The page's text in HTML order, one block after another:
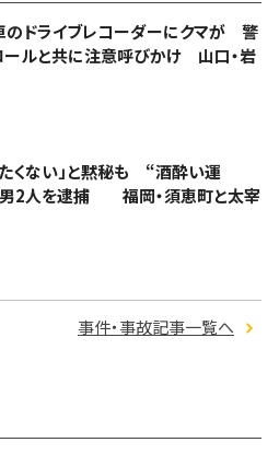
のドライブレコーダーにクマが 警
ールと共に注意呼びかけ 山口・岩
くない」と黙秘も “酒酔い運
2人を逮捕 福岡・須恵町と太宰
事件・事故記事一覧へ